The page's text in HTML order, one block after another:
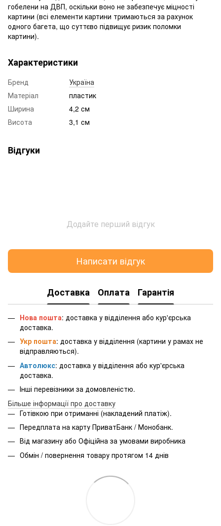
гобелени на ДВП, оскільки воно не забезпечує міцності
картини (всі елементи картини тримаються за рахунок
одного багета, що суттєво підвищує ризик поломки
картини).
Характеристики
Бренд
Україна
Матеріал
пластик
Ширина
4,2 см
Висота
3,1 см
Відгуки
Додайте перший відгук
Написати відгук
Доставка Оплата Гарантія
Нова пошта: доставка у відділення або кур'єрська
доставка.
Укр пошта: доставка у відділення (картини у рамах не
відправляються).
Автолюкс: доставка у відділення або кур'єрська
доставка.
Інші перевізники за домовленістю.
Більше інформації про доставку
Готівкою при отриманні (накладений платіж).
Передплата на карту ПриватБанк / Монобанк.
Від магазину або Офіційна за умовами виробника
Обмін / повернення товару протягом 14 днів